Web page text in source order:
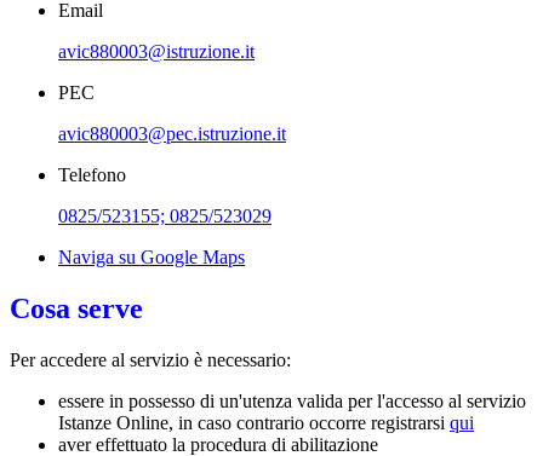
Email
avic880003@istruzione.it
PEC
avic880003@pec.istruzione.it
Telefono
0825/523155; 0825/523029
Naviga su Google Maps
Cosa serve
Per accedere al servizio è necessario:
essere in possesso di un'utenza valida per l'accesso al servizio
Istanze Online, in caso contrario occorre registrarsi qui
aver effettuato la procedura di abilitazione